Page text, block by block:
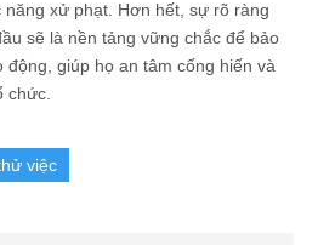
xử phạt. Hơn hết, sự rõ ràng
sẽ là nền tảng vững chắc để bảo
giúp họ an tâm cống hiến và
chức.
việc